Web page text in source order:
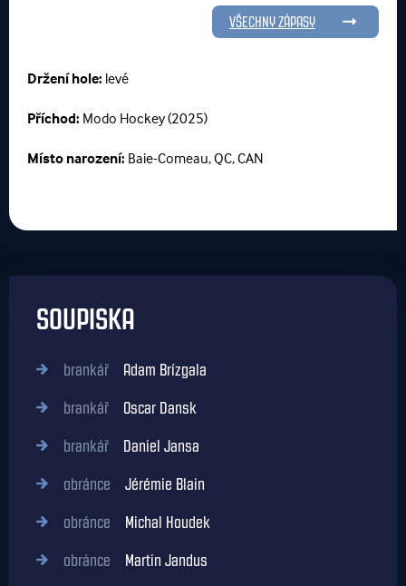
VŠECHNY ZÁPASY
Držení hole: levé
Příchod: Modo Hockey (2025)
Místo narození: Baie-Comeau, QC, CAN
SOUPISKA
brankář Adam Brízgala
brankář Oscar Dansk
brankář Daniel Jansa
obránce Jérémie Blain
obránce Michal Houdek
obránce Martin Jandus